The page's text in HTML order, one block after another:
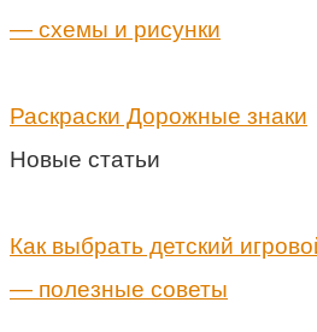
— схемы и рисунки
Раскраски Дорожные знаки
Новые статьи
Как выбрать детский
— полезные советы